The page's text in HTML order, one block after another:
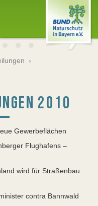
›
2010
Gewerbeflächen
Flughafens –
wird für Straßenbau
contra Bannwald